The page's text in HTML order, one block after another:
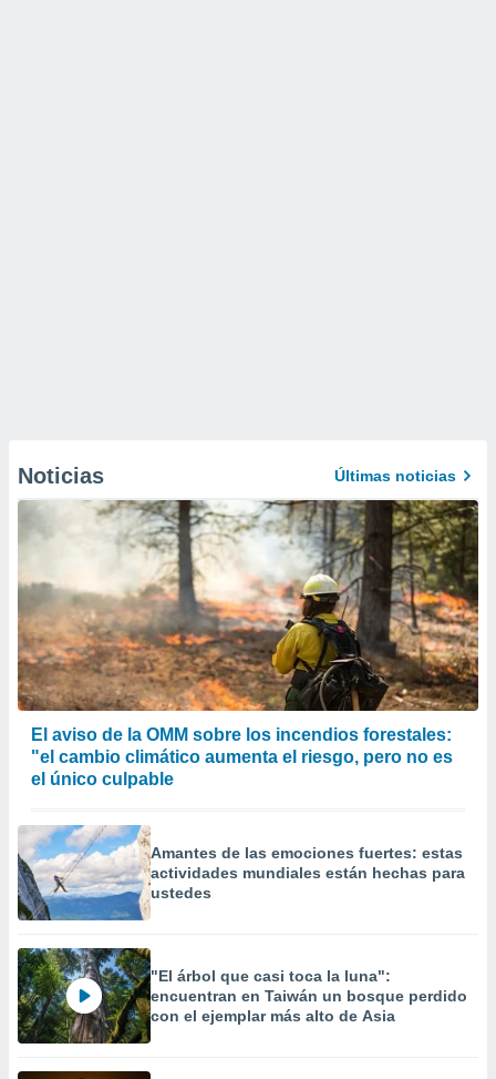
Noticias Últimas noticias
El aviso de la OMM sobre los incendios forestales:
"el cambio climático aumenta el riesgo, pero no es
el único culpable
Amantes de las emociones fuertes: estas
actividades mundiales están hechas para
ustedes
"El árbol que casi toca la luna":
encuentran en Taiwán un bosque perdido
con el ejemplar más alto de Asia